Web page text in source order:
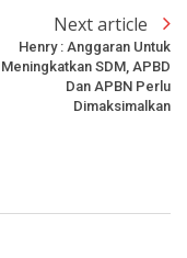
Next article
Henry : Anggaran Untuk
Meningkatkan SDM, APBD
Dan APBN Perlu
Dimaksimalkan